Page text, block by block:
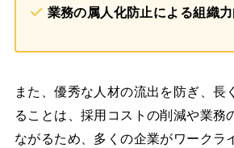
業務の属人化防止による組織
また、優秀な人材の流出を防ぎ、長
ることは、採用コストの削減や業務
ながるため、多くの企業がワークラ